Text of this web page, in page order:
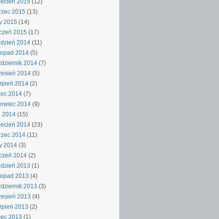
2015 (12)
2015 (13)
2015 (14)
2015 (17)
2014 (11)
2014 (5)
2014 (7)
2014 (5)
2014 (2)
2014 (7)
2014 (9)
2014 (15)
2014 (23)
2014 (11)
2014 (3)
2014 (2)
2013 (1)
2013 (4)
2013 (3)
2013 (4)
2013 (2)
2013 (1)